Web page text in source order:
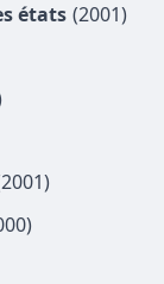
états (2001)